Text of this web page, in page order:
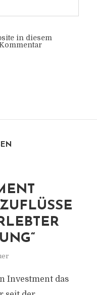
in diesem
Investment das